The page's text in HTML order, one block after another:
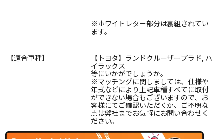
※ホワイトレター部分は裏組されてい
ます。
【適合車種】
【トヨタ】ランドクルーザープラド, ハ
イラックス
等にいかがでしょうか。
※マッチングに関しましては、仕様や
年式などにより上記車種すべてに取付
ができない場合もございますので、お
客様にてご確認いただくか、ご不明な
点は弊社までお気軽にお問い合わせく
ださい。